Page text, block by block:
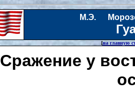
М.Э.
[на главную
Сражение у